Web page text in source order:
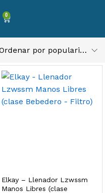
0
Ordenar por popularidad
Elkay – Llenador Lzwssm
Manos Libres (clase